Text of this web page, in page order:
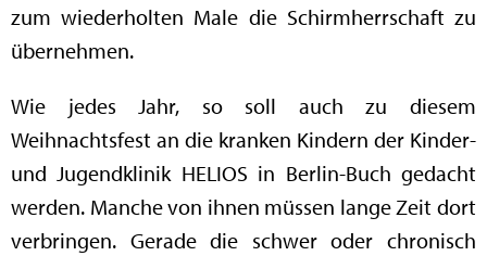
zum wiederholten Male die Schirmherrschaft zu
übernehmen.
Wie jedes Jahr, so soll auch zu diesem
Weihnachtsfest an die kranken Kindern der Kinder-
und Jugendklinik HELIOS in Berlin-Buch gedacht
werden. Manche von ihnen müssen lange Zeit dort
verbringen. Gerade die schwer oder chronisch